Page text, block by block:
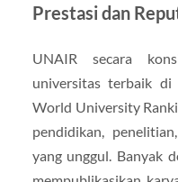
Prestasi dan
UNAIR secara
universitas terbaik
World University
pendidikan,
yang unggul. Banyak